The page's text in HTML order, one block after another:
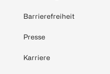
Barrierefreiheit
Presse
Karriere